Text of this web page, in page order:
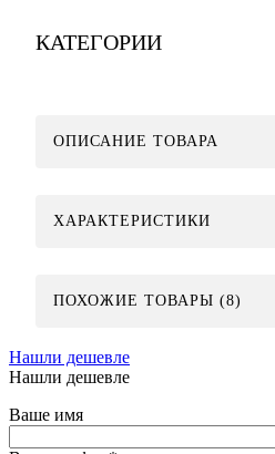
КАТЕГОРИИ
ОПИСАНИЕ ТОВАРА
ХАРАКТЕРИСТИКИ
ПОХОЖИЕ ТОВАРЫ (8)
Нашли дешевле
Нашли дешевле
Ваше имя